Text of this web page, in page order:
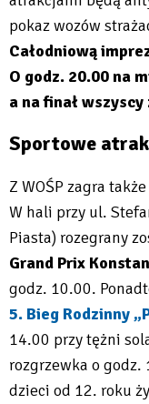
pokaz wozów
Całodniową
O godz. 20.00 na
a na finał
Sportowe
Z WOŚP zagra
W hali przy ul.
Piasta) rozegrany
Grand Prix
godz. 10.00.
5. Bieg Rodzinny
Will
open
in
14.00 przy tężni
rozgrzewka o godz.
dzieci od 12. roku